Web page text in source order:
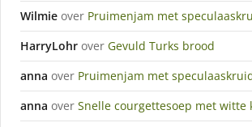
Wilmie over Pruimenjam met
HarryLohr over Gevuld Turks brood
anna over Pruimenjam met
anna over Snelle courgettesoep met witte